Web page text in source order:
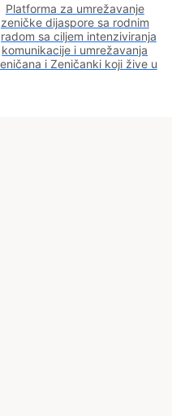
Platforma za umrežavanje
zeničke dijaspore sa rodnim
sa ciljem intenziviranja
komunikacije i umrežavanja
i Zeničanki koji žive u